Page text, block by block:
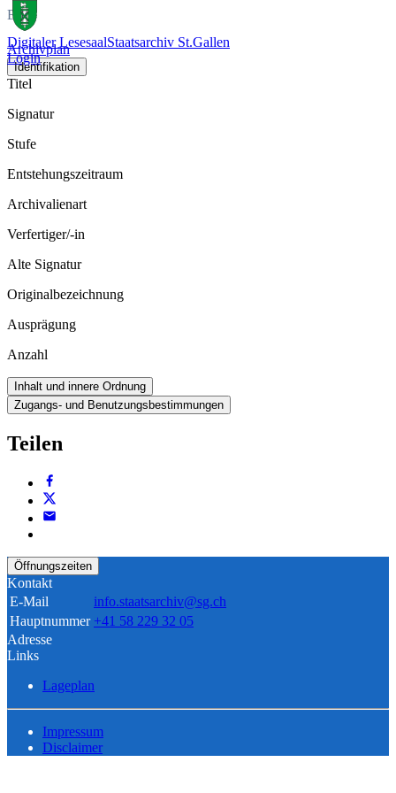
Digitaler LesesaalStaatsarchiv St.Gallen
Login
Bild
Archivplan
Identifikation
Titel
Signatur
Stufe
Entstehungszeitraum
Archivalienart
Verfertiger/-in
Alte Signatur
Originalbezeichnung
Ausprägung
Anzahl
Inhalt und innere Ordnung
Zugangs- und Benutzungsbestimmungen
Teilen
Öffnungszeiten
Kontakt
E-Mail
info.staatsarchiv@sg.ch
Hauptnummer +41 58 229 32 05
Adresse
Links
Lageplan
Impressum
Disclaimer